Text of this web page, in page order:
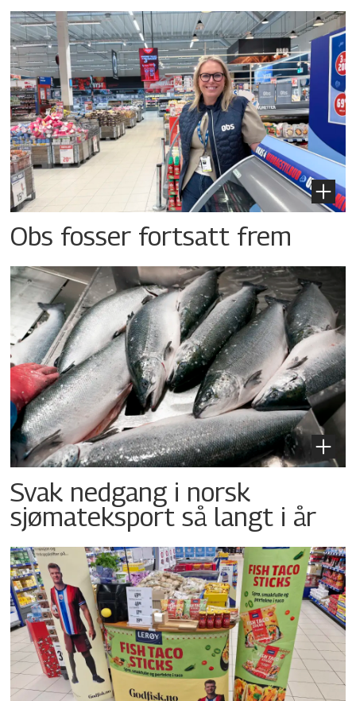
Obs fosser fortsatt frem
Svak nedgang i norsk
sjømateksport så langt i år